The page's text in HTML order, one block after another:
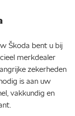
Škoda bent u bij
merkdealer
zekerheden
is aan uw
vakkundig en